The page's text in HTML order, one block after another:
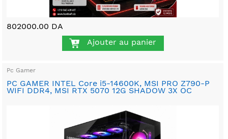
802000.00 DA
Ajouter au panier
Pc Gamer
PC GAMER INTEL Core i5-14600K, MSI PRO Z790-P
WIFI DDR4, MSI RTX 5070 12G SHADOW 3X OC